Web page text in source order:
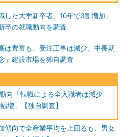
した大学新卒者、10年で3割増加」
卒の就職動向を調査
は豊富も、受注工事は減少。中長期
」建設市場を独自調査
向「転職による全入職者は減少
増」【独自調査】
傾向で全産業平均を上回るも、男女